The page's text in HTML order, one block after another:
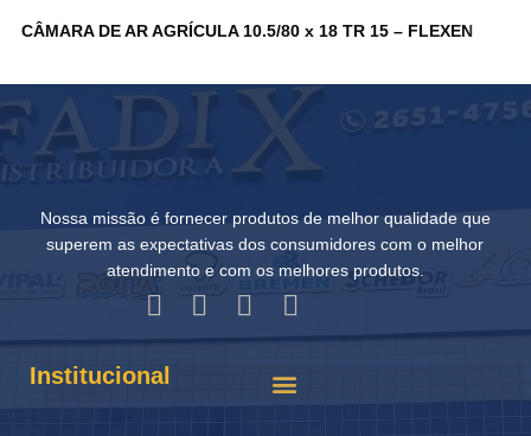
CÂMARA DE AR AGRÍCULA 10.5/80 x 18 TR 15 – FLEXEN
Nossa missão é fornecer produtos de melhor qualidade que
superem as expectativas dos consumidores com o melhor
atendimento e com os melhores produtos.
Institucional